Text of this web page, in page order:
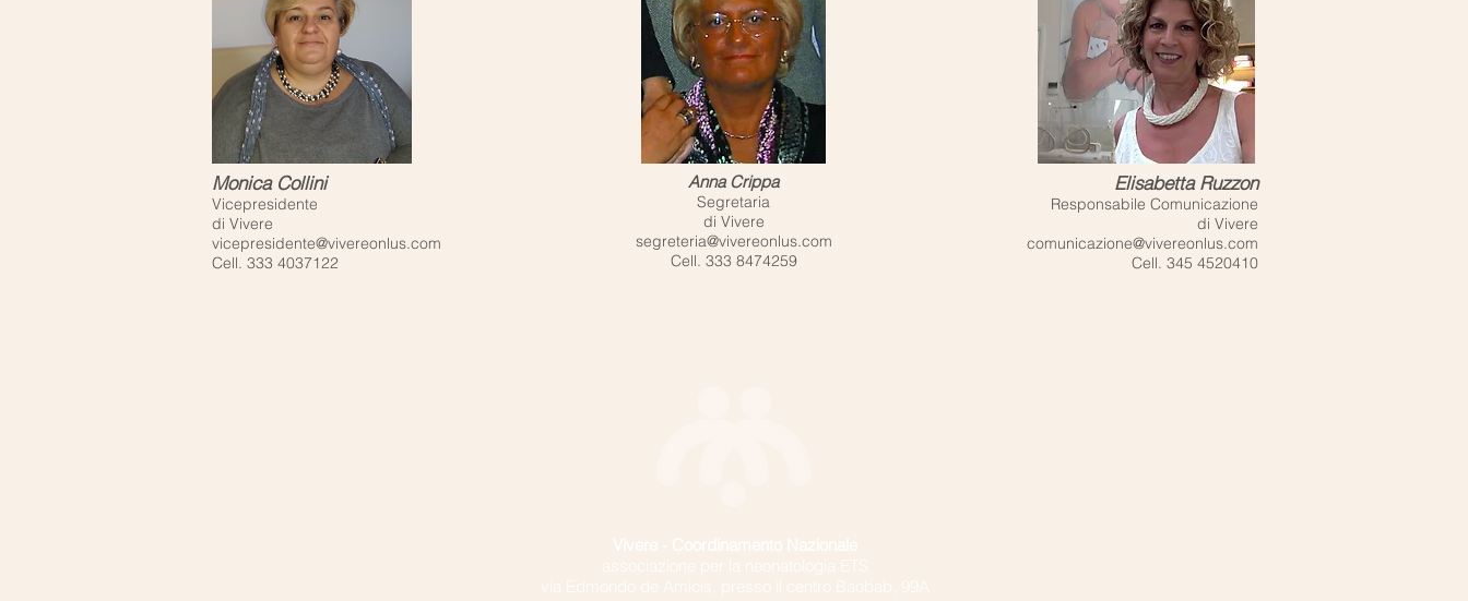
Monica Collini
Vicepresidente
di Vivere
vicepresidente@vivereonlus.com
Cell. 333 4037122
Anna Crippa
Segretaria
di Vivere
segreteria@vivereonlus.com
Cell. 333 8474259
Elisabetta Ruzzon
Responsabile Comunicazione
di Vivere
comunicazione@vivereonlus.com
Cell. 345 4520410